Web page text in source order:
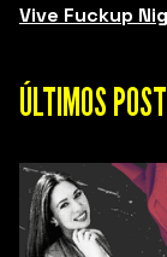
Vive Fuckup
ÚLTIMOS